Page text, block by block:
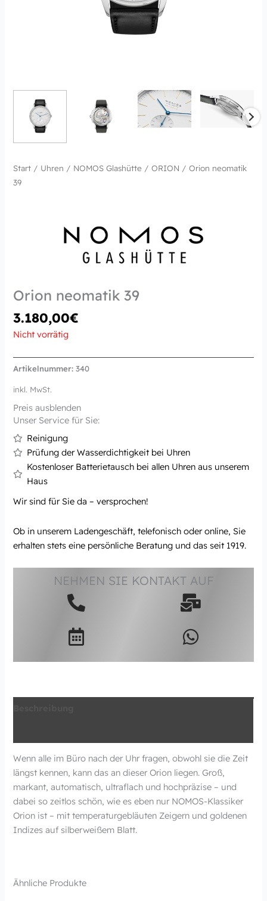
Start / Uhren / NOMOS Glashütte /ORION / Orion neomatik
39
Orion neomatik 39
3.180,00€
Nicht vorrätig
Artikelnummer:340
inkl. MwSt.
Preis ausblenden
Unser Service für Sie:
Reinigung
Prüfung der Wasserdichtigkeit bei Uhren
Kostenloser Batterietausch bei allen Uhren aus unserem
Haus
Wir sind für Sie da – versprochen!
Ob in unserem Ladengeschäft, telefonisch oder online, Sie
erhalten stets eine persönliche Beratung und das seit 1919.
NEHMEN SIE KONTAKT AUF
Wenn alle im Büro nach der Uhr fragen, obwohl sie die Zeit
längst kennen, kann das an dieser Orion liegen. Groß,
markant, automatisch, ultraflach und hochpräzise – und
dabei so zeitlos schön, wie es eben nur NOMOS-Klassiker
Orion ist – mit temperaturgebläuten Zeigern und goldenen
Indizes auf silberweißem Blatt.
Ähnliche Produkte